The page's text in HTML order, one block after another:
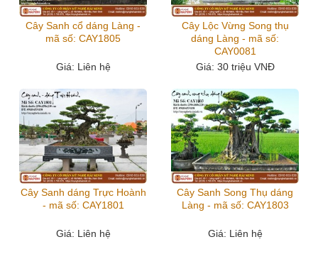
Cây Sanh cổ dáng Làng -
mã số: CAY1805
Giá: Liên hệ
Cây Lộc Vừng Song thụ
dáng Làng - mã số:
CAY0081
Giá: 30 triệu VNĐ
Cây Sanh dáng Trực Hoành
- mã số: CAY1801
Giá: Liên hệ
Cây Sanh Song Thụ dáng
Làng - mã số: CAY1803
Giá: Liên hệ